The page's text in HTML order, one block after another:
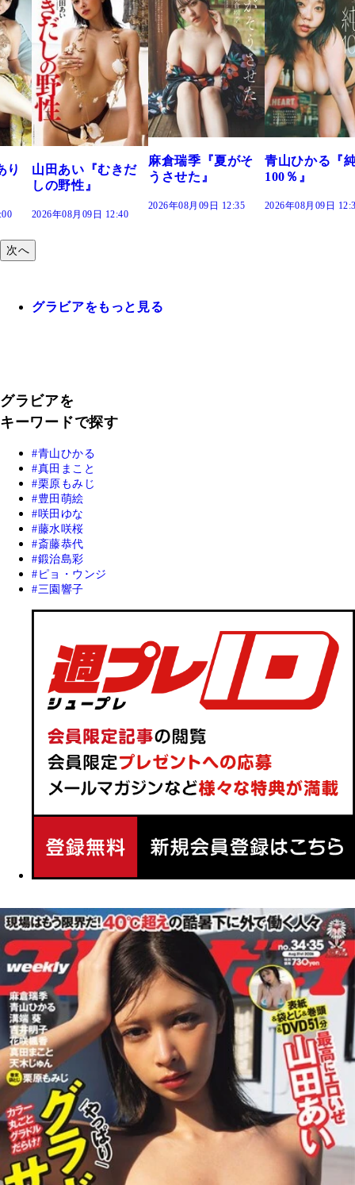
だ
麻倉瑞季『夏がそ
うさせた』
青山ひかる『純度
100％』
2026年08月09日 12:30
溝端 葵『もう
つの、あおい
で。』
2026年08月09日
次へ
グラビアをもっと見る
グラビアを
キーワードで探す
青山ひかる
真田まこと
栗原もみじ
豊田萌絵
咲田ゆな
藤水咲桜
斎藤恭代
鍛治島彩
ピョ・ウンジ
三園響子